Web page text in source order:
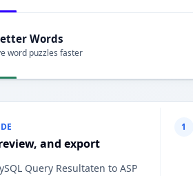
Words
word puzzles faster
and export
Query Resultaten to ASP
1